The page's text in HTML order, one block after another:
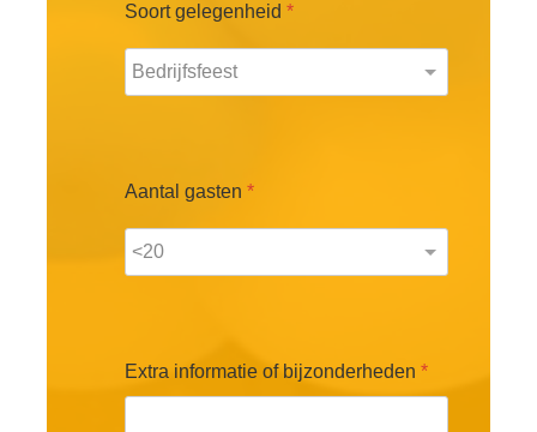
Soort gelegenheid *
Aantal gasten *
Extra informatie of bijzonderheden *